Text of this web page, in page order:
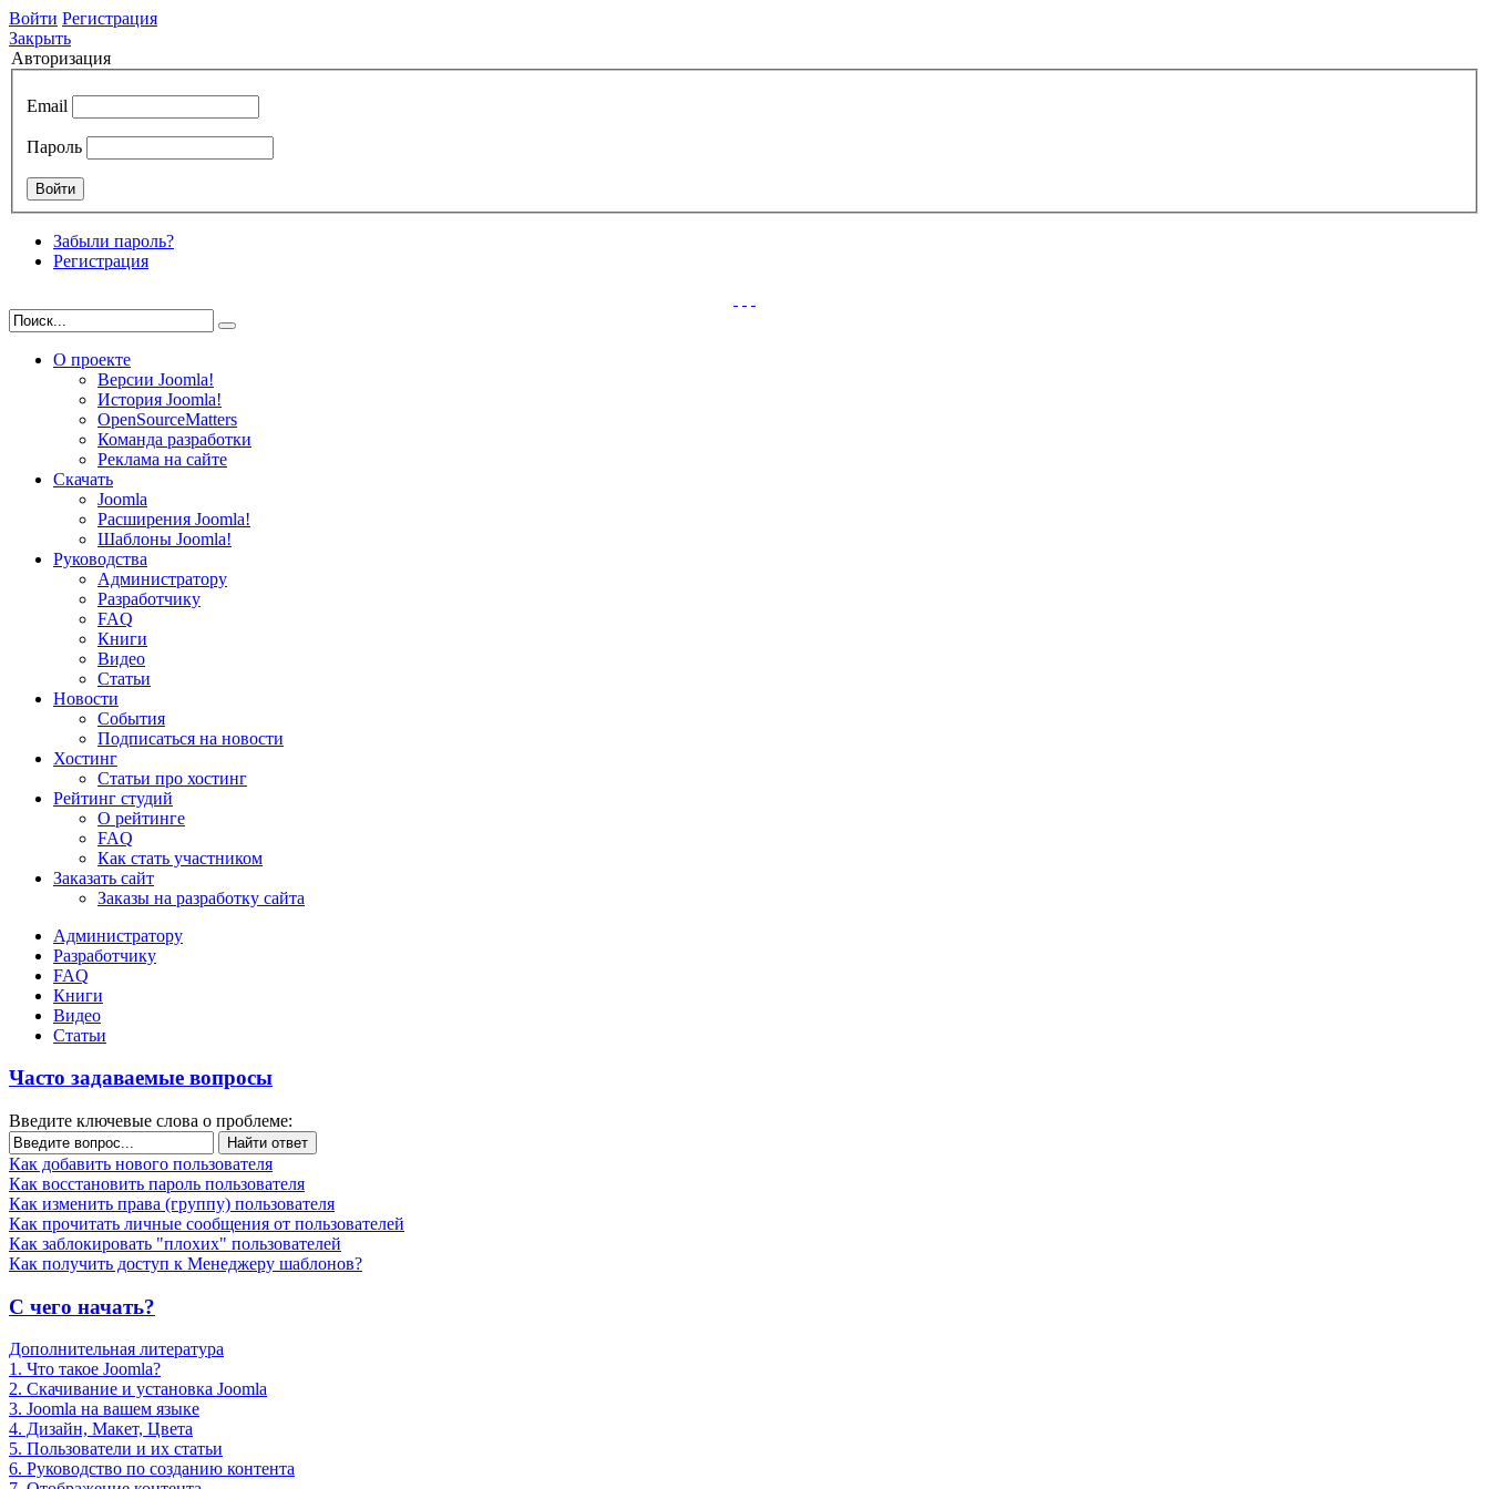
Войти Регистрация
Закрыть
Авторизация
Email
Пароль
Забыли пароль?
Регистрация
О проекте
Версии Joomla!
История Joomla!
OpenSourceMatters
Команда разработки
Реклама на сайте
Скачать
Joomla
Расширения Joomla!
Шаблоны Joomla!
Руководства
Администратору
Разработчику
FAQ
Книги
Видео
Статьи
Новости
События
Подписаться на новости
Хостинг
Статьи про хостинг
Рейтинг студий
О рейтинге
FAQ
Как стать участником
Заказать сайт
Заказы на разработку сайта
Администратору
Разработчику
FAQ
Книги
Видео
Статьи
Часто задаваемые вопросы
Введите ключевые слова о проблеме:
Найти ответ
Как добавить нового пользователя
Как восстановить пароль пользователя
Как изменить права (группу) пользователя
Как прочитать личные сообщения от пользователей
Как заблокировать "плохих" пользователей
Как получить доступ к Менеджеру шаблонов?
С чего начать?
Дополнительная литература
1. Что такое Joomla?
2. Скачивание и установка Joomla
3. Joomla на вашем языке
4. Дизайн, Макет, Цвета
5. Пользователи и их статьи
6. Руководство по созданию контента